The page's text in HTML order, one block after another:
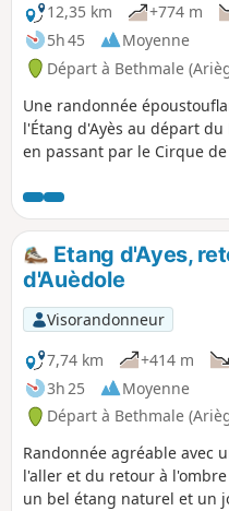
12,35 km
+774 m
5h 45
Moyenne
Départ à Bethmale
Une randonnée
l'Étang d'Ayès au départ du
en passant par le Cirque
Etang d'Ayes,
d'Auèdole
Visorandonneur
7,74 km
+414 m
3h 25
Moyenne
Départ à Bethmale
Randonnée agréable avec
l'aller et du retour à
un bel étang naturel et un